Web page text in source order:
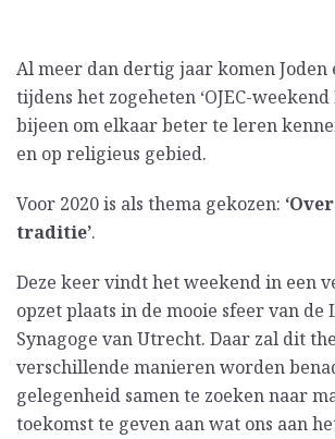
Al meer dan dertig jaar komen Joden
tijdens het zogeheten ‘OJEC-
bijeen om elkaar beter te leren
en op religieus gebied.
Voor 2020 is als thema gekozen:
traditie’.
Deze keer vindt het weekend in een
opzet plaats in de mooie sfeer van de
Synagoge van Utrecht. Daar zal dit
verschillende manieren worden
gelegenheid samen te zoeken naar
toekomst te geven aan wat ons aan